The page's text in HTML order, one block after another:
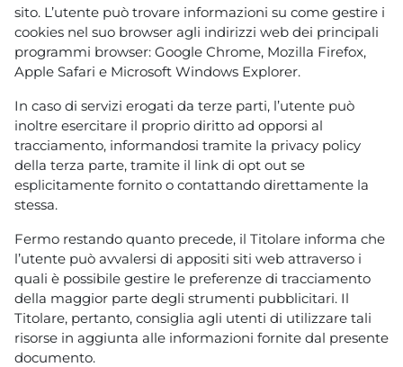
sito. L’utente può trovare informazioni su come gestire i
cookies nel suo browser agli indirizzi web dei principali
programmi browser: Google Chrome, Mozilla Firefox,
Apple Safari e Microsoft Windows Explorer.
In caso di servizi erogati da terze parti, l’utente può
inoltre esercitare il proprio diritto ad opporsi al
tracciamento, informandosi tramite la privacy policy
della terza parte, tramite il link di opt out se
esplicitamente fornito o contattando direttamente la
stessa.
Fermo restando quanto precede, il Titolare informa che
l’utente può avvalersi di appositi siti web attraverso i
quali è possibile gestire le preferenze di tracciamento
della maggior parte degli strumenti pubblicitari. Il
Titolare, pertanto, consiglia agli utenti di utilizzare tali
risorse in aggiunta alle informazioni fornite dal presente
documento.